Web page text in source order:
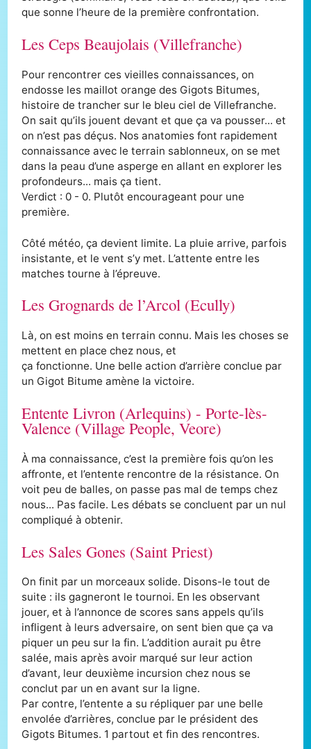
que sonne l’heure de la première confrontation.
Les Ceps Beaujolais (Villefranche)
Pour rencontrer ces vieilles connaissances, on
endosse les maillot orange des Gigots Bitumes,
histoire de trancher sur le bleu ciel de Villefranche.
On sait qu’ils jouent devant et que ça va pousser... et
on n’est pas déçus. Nos anatomies font rapidement
connaissance avec le terrain sablonneux, on se met
dans la peau d’une asperge en allant en explorer les
profondeurs... mais ça tient.
Verdict : 0 - 0. Plutôt encourageant pour une
première.
Côté météo, ça devient limite. La pluie arrive, parfois
insistante, et le vent s’y met. L’attente entre les
matches tourne à l’épreuve.
Les Grognards de l’Arcol (Ecully)
Là, on est moins en terrain connu. Mais les choses se
mettent en place chez nous, et
ça fonctionne. Une belle action d’arrière conclue par
un Gigot Bitume amène la victoire.
Entente Livron (Arlequins) - Porte-lès-
Valence (Village People, Veore)
À ma connaissance, c’est la première fois qu’on les
affronte, et l’entente rencontre de la résistance. On
voit peu de balles, on passe pas mal de temps chez
nous... Pas facile. Les débats se concluent par un nul
compliqué à obtenir.
Les Sales Gones (Saint Priest)
On finit par un morceaux solide. Disons-le tout de
suite : ils gagneront le tournoi. En les observant
jouer, et à l’annonce de scores sans appels qu’ils
infligent à leurs adversaire, on sent bien que ça va
piquer un peu sur la fin. L’addition aurait pu être
salée, mais après avoir marqué sur leur action
d’avant, leur deuxième incursion chez nous se
conclut par un en avant sur la ligne.
Par contre, l’entente a su répliquer par une belle
envolée d’arrières, conclue par le président des
Gigots Bitumes. 1 partout et fin des rencontres.